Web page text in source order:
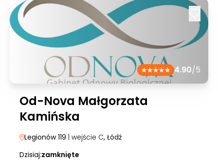
4.90/5
Od-Nova Małgorzata
Kamińska
Legionów 119 | wejście C, Łódź
Dzisiaj:zamknięte